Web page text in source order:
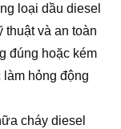
loại dầu diesel
thuật và an toàn
đúng hoặc kém
hỏng động
cháy diesel